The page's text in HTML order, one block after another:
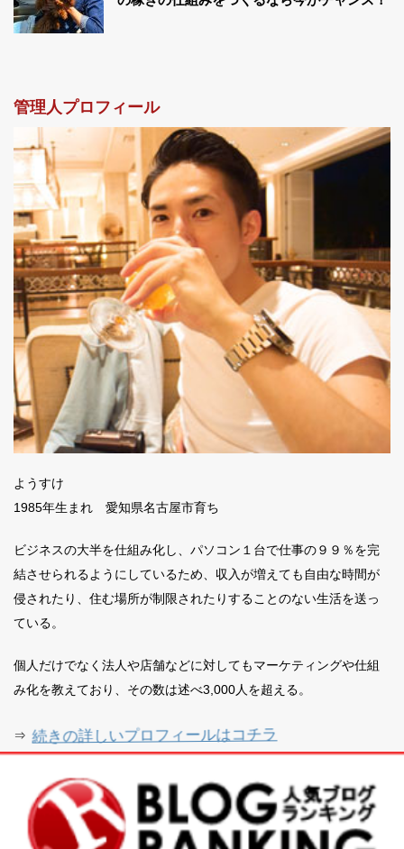
管理人プロフィール
ようすけ
1985年生まれ 愛知県名古屋市育ち
ビジネスの大半を仕組み化し、パソコン１台で仕事の９９％を完
結させられるようにしているため、収入が増えても自由な時間が
侵されたり、住む場所が制限されたりすることのない生活を送っ
ている。
個人だけでなく法人や店舗などに対してもマーケティングや仕組
み化を教えており、その数は述べ3,000人を超える。
⇒ 続きの詳しいプロフィールはコチラ